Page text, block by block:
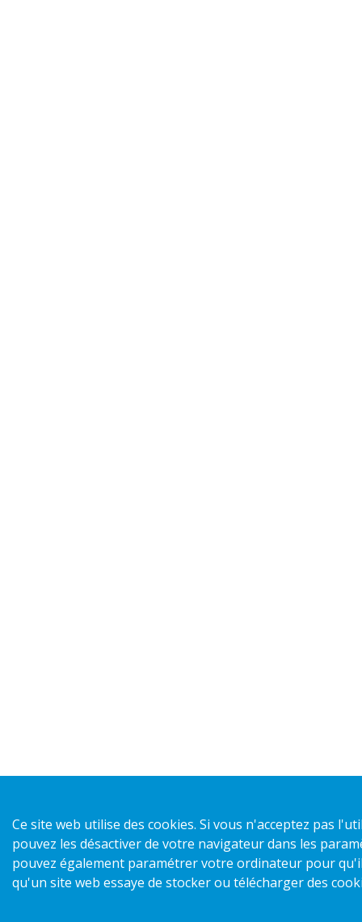
Ce site web utilise des cookies. Si vous n'acceptez pas
pouvez les désactiver de votre navigateur dans les
pouvez également paramétrer votre ordinateur pour
qu'un site web essaye de stocker ou télécharger des